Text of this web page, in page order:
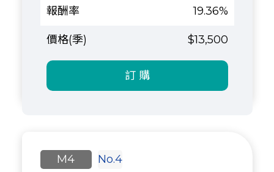
19.36%
$13,500
訂 購
No.4
M4